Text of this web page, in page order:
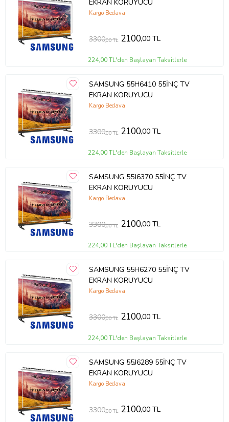
EKRAN KORUYUCU
Kargo Bedava
3300,00 TL 2100,00 TL
224,00 TL'den Başlayan Taksitlerle
SAMSUNG 55H6410 55İNÇ TV
EKRAN KORUYUCU
Kargo Bedava
3300,00 TL 2100,00 TL
224,00 TL'den Başlayan Taksitlerle
SAMSUNG 55J6370 55İNÇ TV
EKRAN KORUYUCU
Kargo Bedava
3300,00 TL 2100,00 TL
224,00 TL'den Başlayan Taksitlerle
SAMSUNG 55H6270 55İNÇ TV
EKRAN KORUYUCU
Kargo Bedava
3300,00 TL 2100,00 TL
224,00 TL'den Başlayan Taksitlerle
SAMSUNG 55J6289 55İNÇ TV
EKRAN KORUYUCU
Kargo Bedava
3300,00 TL 2100,00 TL